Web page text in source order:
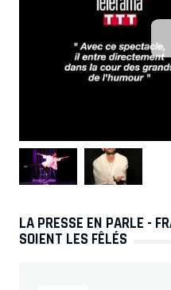
LA PRESSE EN PARLE -
SOIENT LES FÊLÉS